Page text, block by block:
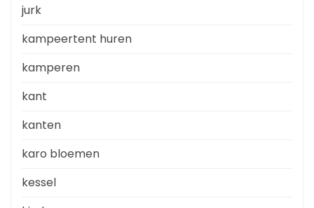
jurk
kampeertent huren
kamperen
kant
kanten
karo bloemen
kessel